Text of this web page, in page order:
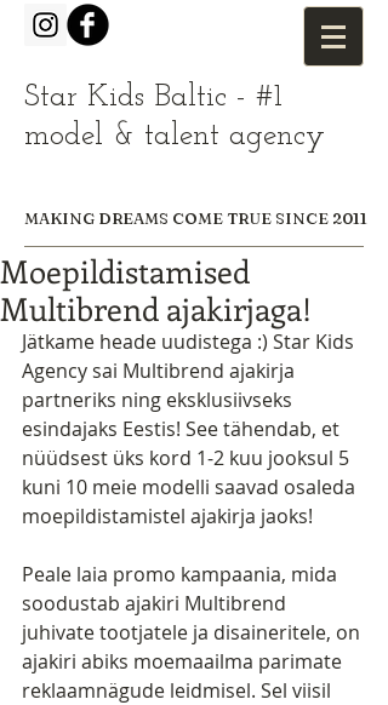
Star Kids Baltic - #1
model & talent agency
MAKING DREAMS COME TRUE SINCE 2011
Moepildistamised
Multibrend ajakirjaga!
Jätkame heade uudistega :) Star Kids
Agency sai Multibrend ajakirja
partneriks ning eksklusiivseks
esindajaks Eestis! See tähendab, et
nüüdsest üks kord 1-2 kuu jooksul 5
kuni 10 meie modelli saavad osaleda
moepildistamistel ajakirja jaoks!
Peale laia promo kampaania, mida
soodustab ajakiri Multibrend
juhivate tootjatele ja disaineritele, on
ajakiri abiks moemaailma parimate
reklaamnägude leidmisel. Sel viisil